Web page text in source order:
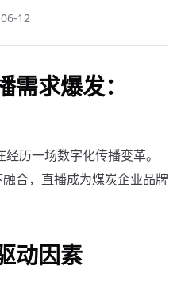
12
求爆发：
历一场数字化传播变革。
合，直播成为煤炭企业品牌
动因素